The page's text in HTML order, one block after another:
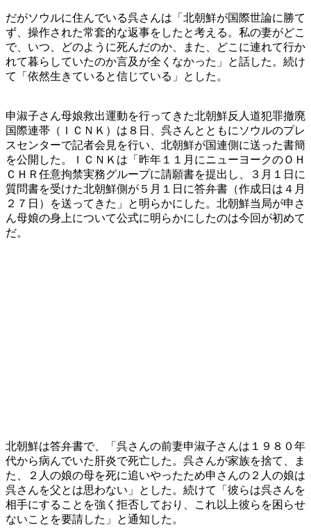
だがソウルに住んでいる呉さんは「北朝鮮が国際世論に勝て
ず、操作された常套的な返事をしたと考える。私の妻がどこ
で、いつ、どのように死んだのか、また、どこに連れて行か
れて暮らしていたのか言及が全くなかった」と話した。続け
て「依然生きていると信じている」とした。
申淑子さん母娘救出運動を行ってきた北朝鮮反人道犯罪撤廃
国際連帯（ＩＣＮＫ）は８日、呉さんとともにソウルのプレ
スセンターで記者会見を行い、北朝鮮が国連側に送った書簡
を公開した。ＩＣＮＫは「昨年１１月にニューヨークのＯＨ
ＣＨＲ任意拘禁実務グループに請願書を提出し、３月１日に
質問書を受けた北朝鮮側が５月１日に答弁書（作成日は４月
２７日）を送ってきた」と明らかにした。北朝鮮当局が申さ
ん母娘の身上について公式に明らかにしたのは今回が初めて
だ。
北朝鮮は答弁書で、「呉さんの前妻申淑子さんは１９８０年
代から病んでいた肝炎で死亡した。呉さんが家族を捨て、ま
た、２人の娘の母を死に追いやったため申さんの２人の娘は
呉さんを父とは思わない」とした。続けて「彼らは呉さんを
相手にすることを強く拒否しており、これ以上彼らを困らせ
ないことを要請した」と通知した。